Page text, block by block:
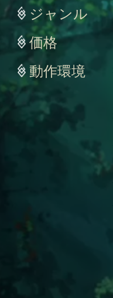
ジャンル
価格
動作環境